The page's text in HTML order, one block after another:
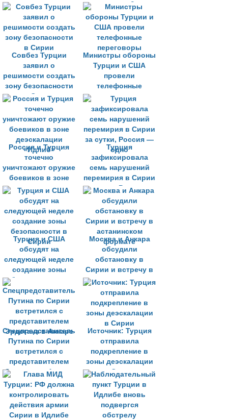
другом?
Совбез Турции
заявил о
решимости создать
зону безопасности
в Сирии
Министры обороны
Турции и США
провели
телефонные
переговоры
Россия и Турция
точечно
уничтожают оружие
боевиков в зоне
деэскалации
«Идлиб»
Турция
зафиксировала
семь нарушений
перемирия в Сирии
за сутки, Россия —
одно
Турция и США
обсудят на
следующей неделе
создание зоны
безопасности в
Сирии
Москва и Анкара
обсудили
обстановку в
Сирии и встречу в
астанинском
формате
Спецпредставитель
Путина по Сирии
встретился с
представителем
Эрдогана в Анкаре
Источник: Турция
отправила
подкрепление в
зоны деэскалации
в Сирии